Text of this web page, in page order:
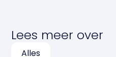
Lees meer over
Alles